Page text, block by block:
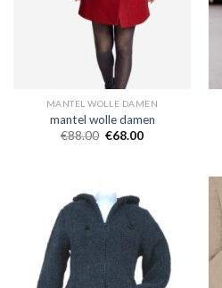
MANTEL WOLLE DAMEN
mantel wolle damen
€88.00 €68.00